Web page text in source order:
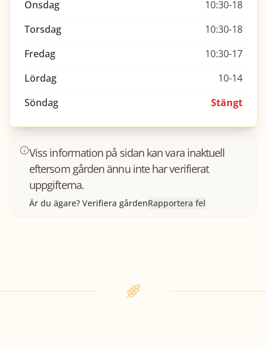
Onsdag
10:30-18
Torsdag
10:30-18
Fredag
10:30-17
Lördag
10-14
Söndag
Stängt
Viss information på sidan kan vara inaktuell
eftersom gården ännu inte har verifierat
uppgifterna.
Är du ägare? Verifiera gårdenRapportera fel